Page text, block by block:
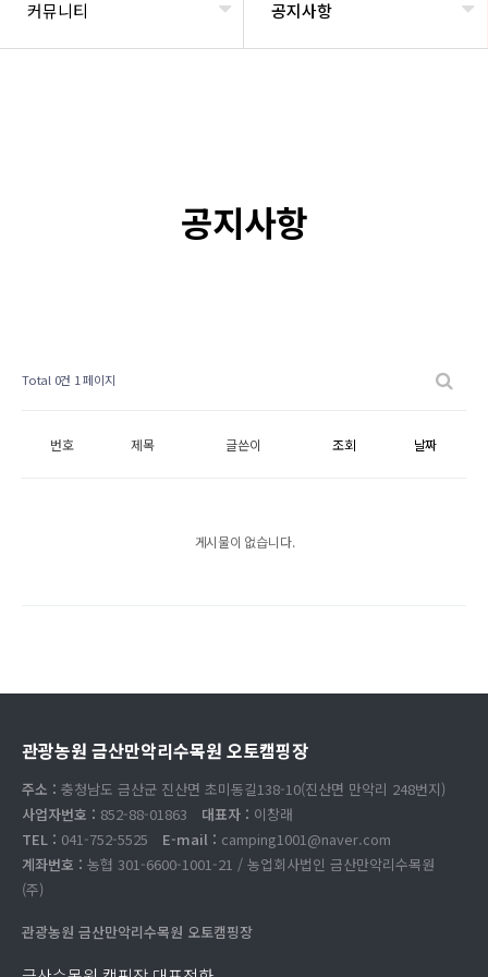
커뮤니티 공지사항
공지사항
Total 0건 1 페이지
번호 제목 글쓴이 조회 날짜
게시물이 없습니다.
관광농원 금산만악리수목원 오토캠핑장
주소 : 충청남도 금산군 진산면 초미동길138-10(진산면 만악리 248번지)
사업자번호 : 852-88-01863 대표자 : 이창래
TEL : 041-752-5525 E-mail : camping1001@naver.com
계좌번호 : 농협 301-6600-1001-21 / 농업회사법인 금산만악리수목원
(주)
관광농원 금산만악리수목원 오토캠핑장